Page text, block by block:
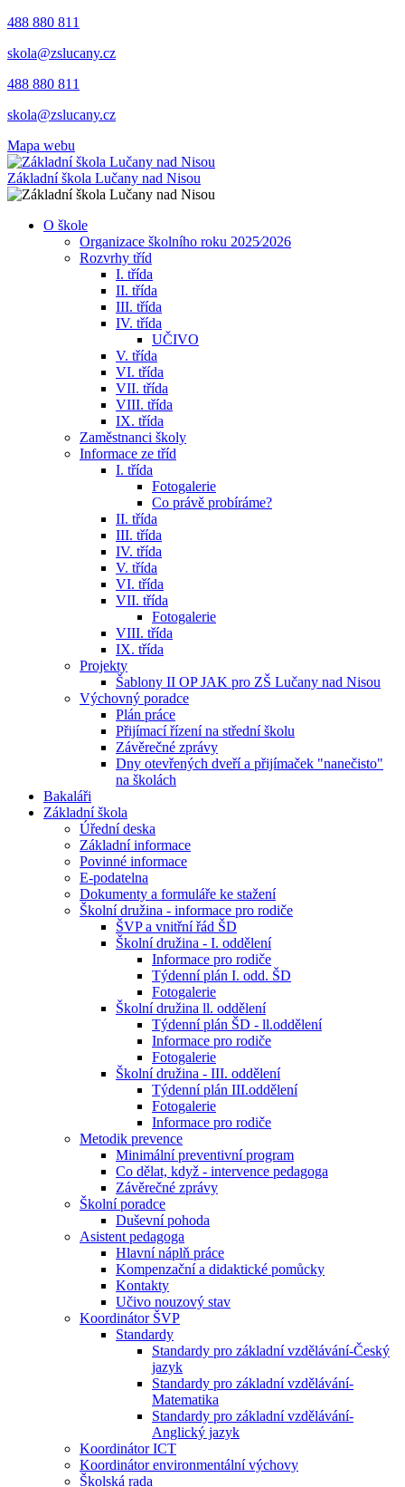
488 880 811
skola@zslucany.cz
488 880 811
skola@zslucany.cz
Mapa webu
Základní škola Lučany nad Nisou
O škole
Organizace školního roku 2025⁄2026
Rozvrhy tříd
I. třída
II. třída
III. třída
IV. třída
UČIVO
V. třída
VI. třída
VII. třída
VIII. třída
IX. třída
Zaměstnanci školy
Informace ze tříd
I. třída
Fotogalerie
Co právě probíráme?
II. třída
III. třída
IV. třída
V. třída
VI. třída
VII. třída
Fotogalerie
VIII. třída
IX. třída
Projekty
Šablony II OP JAK pro ZŠ Lučany nad Nisou
Výchovný poradce
Plán práce
Přijímací řízení na střední školu
Závěrečné zprávy
Dny otevřených dveří a přijímaček "nanečisto"
na školách
Bakaláři
Základní škola
Úřední deska
Základní informace
Povinné informace
E-podatelna
Dokumenty a formuláře ke stažení
Školní družina - informace pro rodiče
ŠVP a vnitřní řád ŠD
Školní družina - I. oddělení
Informace pro rodiče
Týdenní plán I. odd. ŠD
Fotogalerie
Školní družina ll. oddělení
Týdenní plán ŠD - ll.oddělení
Informace pro rodiče
Fotogalerie
Školní družina - III. oddělení
Týdenní plán III.oddělení
Fotogalerie
Informace pro rodiče
Metodik prevence
Minimální preventivní program
Co dělat, když - intervence pedagoga
Závěrečné zprávy
Školní poradce
Duševní pohoda
Asistent pedagoga
Hlavní náplň práce
Kompenzační a didaktické pomůcky
Kontakty
Učivo nouzový stav
Koordinátor ŠVP
Standardy
Standardy pro základní vzdělávání-Český
jazyk
Standardy pro základní vzdělávání-
Matematika
Standardy pro základní vzdělávání-
Anglický jazyk
Koordinátor ICT
Koordinátor environmentální výchovy
Školská rada